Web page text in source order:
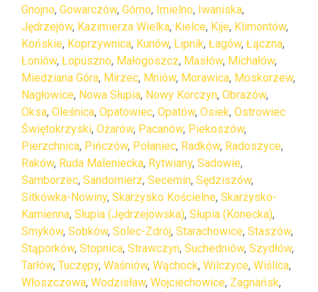
Gnojno, Gowarczów, Górno, Imielno, Iwaniska,
Jędrzejów, Kazimierza Wielka, Kielce, Kije, Klimontów,
Końskie, Koprzywnica, Kunów, Lipnik, Łagów, Łączna,
Łoniów, Łopuszno, Małogoszcz, Masłów, Michałów,
Miedziana Góra, Mirzec, Mniów, Morawica, Moskorzew,
Nagłowice, Nowa Słupia, Nowy Korczyn, Obrazów,
Oksa, Oleśnica, Opatowiec, Opatów, Osiek, Ostrowiec
Świętokrzyski, Ożarów, Pacanów, Piekoszów,
Pierzchnica, Pińczów, Połaniec, Radków, Radoszyce,
Raków, Ruda Maleniecka, Rytwiany, Sadowie,
Samborzec, Sandomierz, Secemin, Sędziszów,
Sitkówka-Nowiny, Skarżysko Kościelne, Skarżysko-
Kamienna, Słupia (Jędrzejowska), Słupia (Konecka),
Smyków, Sobków, Solec-Zdrój, Starachowice, Staszów,
Stąporków, Stopnica, Strawczyn, Suchedniów, Szydłów,
Tarłów, Tuczępy, Waśniów, Wąchock, Wilczyce, Wiślica,
Włoszczowa, Wodzisław, Wojciechowice, Zagnańsk,